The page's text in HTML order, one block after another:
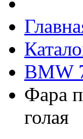
BMW
Фара
голая